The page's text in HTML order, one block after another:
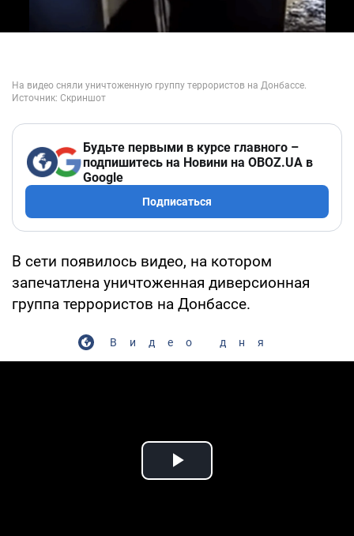
Будьте первыми в курсе главного –
подпишитесь на Новини на OBOZ.UA в
Google
Подписаться
В сети появилось видео, на котором
запечатлена уничтоженная диверсионная
группа террористов на Донбассе.
Видео дня
Play Video